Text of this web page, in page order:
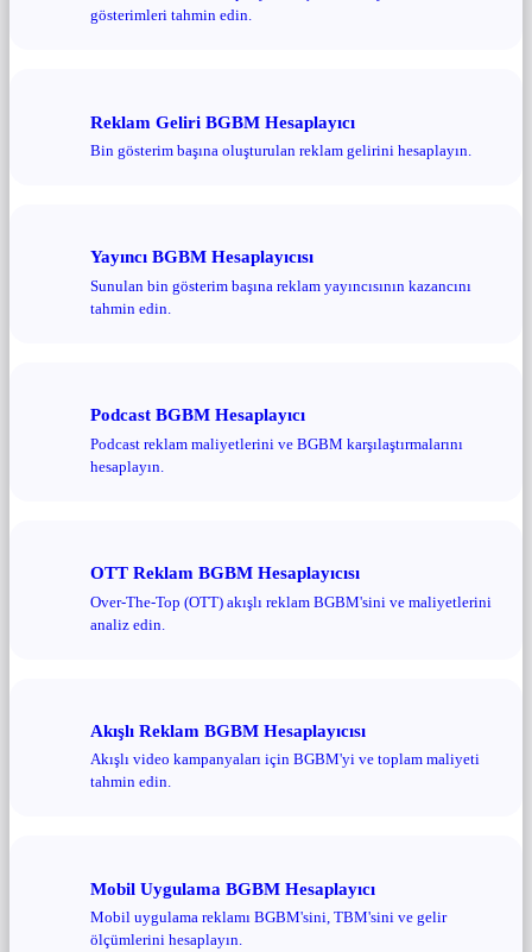
gösterimleri tahmin edin.
Reklam Geliri BGBM Hesaplayıcı
Bin gösterim başına oluşturulan reklam gelirini hesaplayın.
Yayıncı BGBM Hesaplayıcısı
Sunulan bin gösterim başına reklam yayıncısının kazancını
tahmin edin.
Podcast BGBM Hesaplayıcı
Podcast reklam maliyetlerini ve BGBM karşılaştırmalarını
hesaplayın.
OTT Reklam BGBM Hesaplayıcısı
Over-The-Top (OTT) akışlı reklam BGBM'sini ve maliyetlerini
analiz edin.
Akışlı Reklam BGBM Hesaplayıcısı
Akışlı video kampanyaları için BGBM'yi ve toplam maliyeti
tahmin edin.
Mobil Uygulama BGBM Hesaplayıcı
Mobil uygulama reklamı BGBM'sini, TBM'sini ve gelir
ölçümlerini hesaplayın.